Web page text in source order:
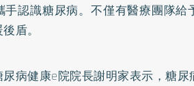
認識糖尿病。不僅有醫療團隊給
盾。
病健康e院院長謝明家表示，糖